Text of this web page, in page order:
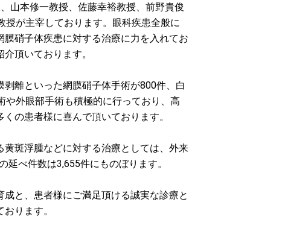
山本修一教授、佐藤幸裕教授、前野貴俊
が主宰しております。眼科疾患全般に
硝子体疾患に対する治療に力を入れてお
頂いております。
離といった網膜硝子体手術が800件、白
や外眼部手術も積極的に行っており、高
の患者様に喜んで頂いております。
斑浮腫などに対する治療としては、外来
延べ件数は3,655件にものぼります。
と、患者様にご満足頂ける誠実な診療と
ります。